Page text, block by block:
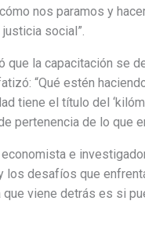
nos paramos y
social”.
que la capacitación se
“Qué estén
tiene el título del
pertenencia de lo que
e
los desafíos que
que viene detrás es si